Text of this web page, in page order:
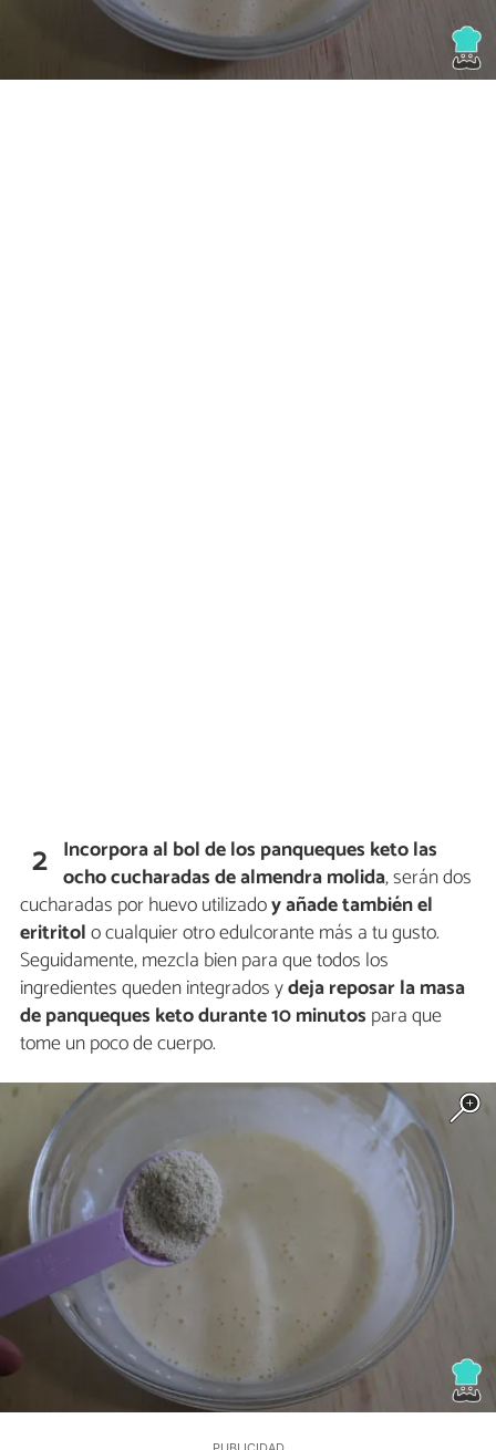
2 Incorpora al bol de los panqueques keto las
ocho cucharadas de almendra molida, serán dos
cucharadas por huevo utilizadoy añade también el
eritritolo cualquier otro edulcorante más a tu gusto.
Seguidamente, mezcla bien para que todos los
ingredientes queden integrados ydeja reposar la masa
de panqueques keto durante 10 minutos para que
tome un poco de cuerpo.